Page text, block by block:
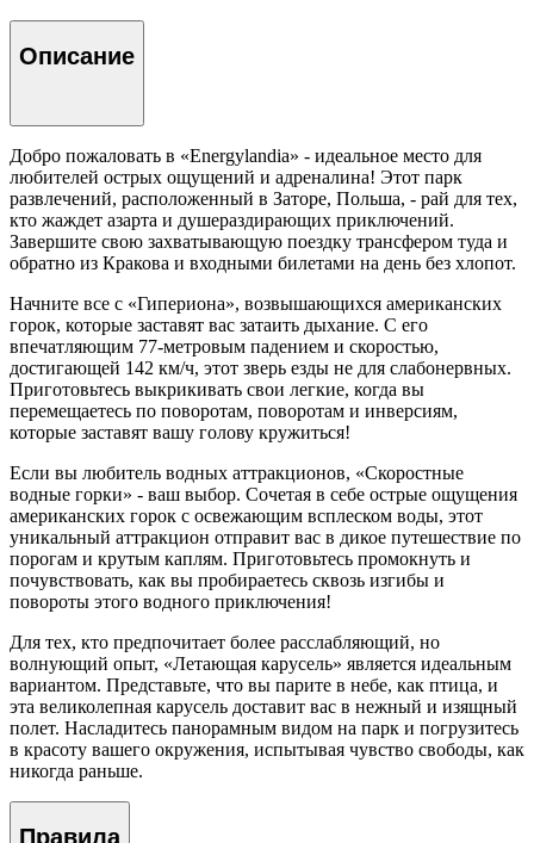
Описание
Добро пожаловать в «Energylandia» - идеальное место для
любителей острых ощущений и адреналина! Этот парк
развлечений, расположенный в Заторе, Польша, - рай для тех,
кто жаждет азарта и душераздирающих приключений.
Завершите свою захватывающую поездку трансфером туда и
обратно из Кракова и входными билетами на день без хлопот.
Начните все с «Гипериона», возвышающихся американских
горок, которые заставят вас затаить дыхание. С его
впечатляющим 77-метровым падением и скоростью,
достигающей 142 км/ч, этот зверь езды не для слабонервных.
Приготовьтесь выкрикивать свои легкие, когда вы
перемещаетесь по поворотам, поворотам и инверсиям,
которые заставят вашу голову кружиться!
Если вы любитель водных аттракционов, «Скоростные
водные горки» - ваш выбор. Сочетая в себе острые ощущения
американских горок с освежающим всплеском воды, этот
уникальный аттракцион отправит вас в дикое путешествие по
порогам и крутым каплям. Приготовьтесь промокнуть и
почувствовать, как вы пробираетесь сквозь изгибы и
повороты этого водного приключения!
Для тех, кто предпочитает более расслабляющий, но
волнующий опыт, «Летающая карусель» является идеальным
вариантом. Представьте, что вы парите в небе, как птица, и
эта великолепная карусель доставит вас в нежный и изящный
полет. Насладитесь панорамным видом на парк и погрузитесь
в красоту вашего окружения, испытывая чувство свободы, как
никогда раньше.
Правила